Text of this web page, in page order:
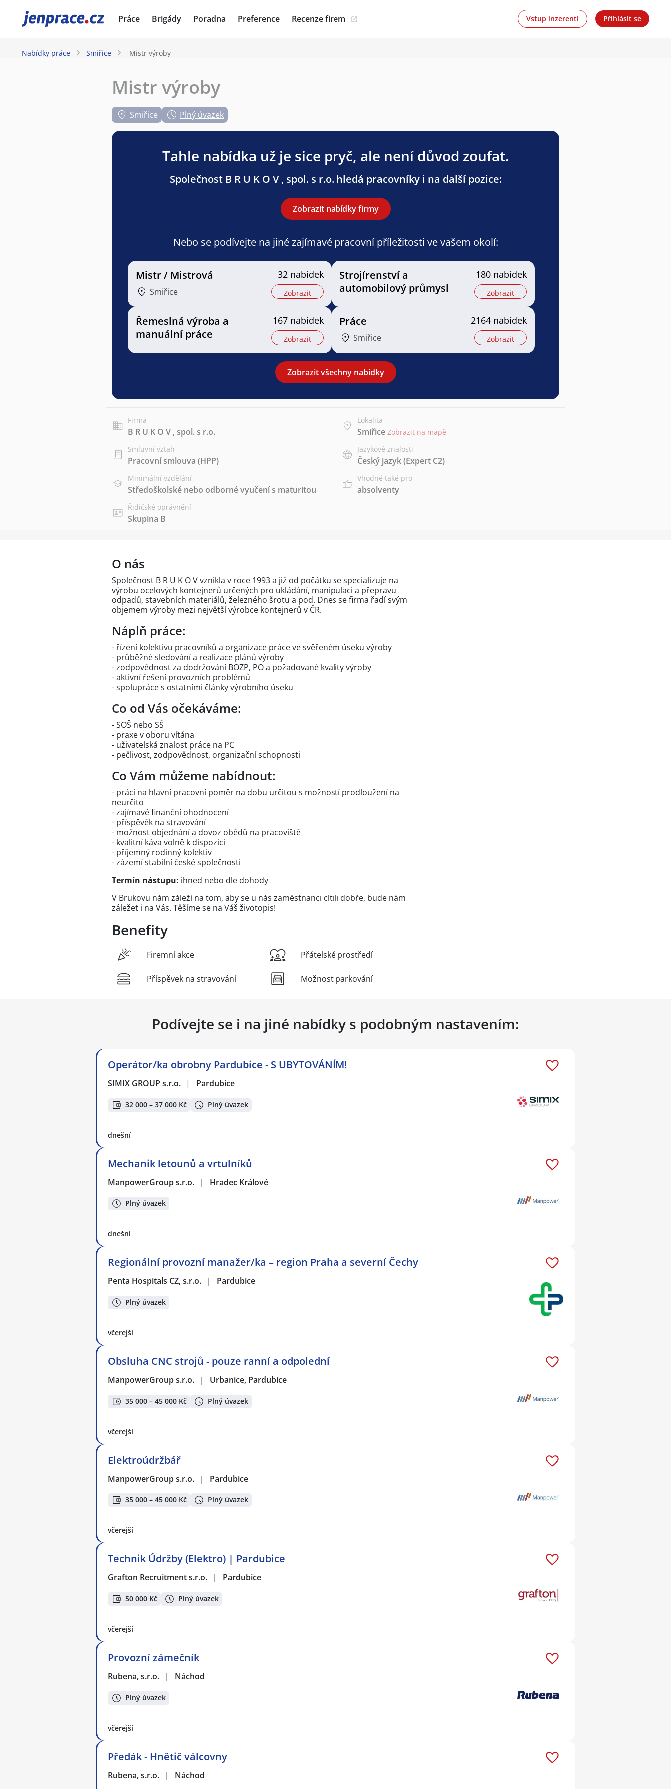
JenPráce.cz Práce Brigády Poradna Preference Recenze firem Vstup inzerenti Přihlásit se
Nabídky práce Smiřice Mistr výroby
Mistr výroby
Smiřice Plný úvazek
Tahle nabídka už je sice pryč, ale není důvod zoufat.
Společnost B R U K O V , spol. s r.o. hledá pracovníky i na další pozice:
Zobrazit nabídky firmy
Nebo se podívejte na jiné zajímavé pracovní příležitosti ve vašem okolí:
Mistr / Mistrová
Smiřice
32 nabídek
Zobrazit
Strojírenství a
automobilový průmysl
180 nabídek
Zobrazit
Řemeslná výroba a
manuální práce
167 nabídek
Zobrazit
Práce
Smiřice
2164 nabídek
Zobrazit
Zobrazit všechny nabídky
Firma
B R U K O V , spol. s r.o.
Lokalita
Smiřice Zobrazit na mapě
Smluvní vztah
Pracovní smlouva (HPP)
Jazykové znalosti
Český jazyk(Expert C2)
Minimální vzdělání
Středoškolské nebo odborné vyučení s maturitou
Vhodné také pro
absolventy
Řidičské oprávnění
Skupina B
O nás
Společnost B R U K O V vznikla v roce 1993 a již od počátku se specializuje na
výrobu ocelových kontejnerů určených pro ukládání, manipulaci a přepravu
odpadů, stavebních materiálů, železného šrotu a pod. Dnes se firma řadí svým
objemem výroby mezi největší výrobce kontejnerů v ČR.
Náplň práce:
- řízení kolektivu pracovníků a organizace práce ve svěřeném úseku výroby
- průběžné sledování a realizace plánů výroby
- zodpovědnost za dodržování BOZP, PO a požadované kvality výroby
- aktivní řešení provozních problémů
- spolupráce s ostatními články výrobního úseku
Co od Vás očekáváme:
- SOŠ nebo SŠ
- praxe v oboru vítána
- uživatelská znalost práce na PC
- pečlivost, zodpovědnost, organizační schopnosti
Co Vám můžeme nabídnout:
- práci na hlavní pracovní poměr na dobu určitou s možností prodloužení na
neurčito
- zajímavé finanční ohodnocení
- příspěvěk na stravování
- možnost objednání a dovoz obědů na pracoviště
- kvalitní káva volně k dispozici
- příjemný rodinný kolektiv
- zázemí stabilní české společnosti
Termín nástupu: ihned nebo dle dohody
V Brukovu nám záleží na tom, aby se u nás zaměstnanci cítili dobře, bude nám
záležet i na Vás. Těšíme se na Váš životopis!
Benefity
Firemní akce
Příspěvek na stravování
Přátelské prostředí
Možnost parkování
Podívejte se i na jiné nabídky s podobným nastavením:
Operátor/ka obrobny Pardubice - S UBYTOVÁNÍM!
SIMIX GROUP s.r.o. | Pardubice
32 000 – 37 000 Kč Plný úvazek
dnešní
Mechanik letounů a vrtulníků
ManpowerGroup s.r.o. | Hradec Králové
Plný úvazek
dnešní
Regionální provozní manažer/ka – region Praha a severní Čechy
Penta Hospitals CZ, s.r.o. | Pardubice
Plný úvazek
včerejší
Obsluha CNC strojů - pouze ranní a odpolední
ManpowerGroup s.r.o. | Urbanice, Pardubice
35 000 – 45 000 Kč Plný úvazek
včerejší
Elektroúdržbář
ManpowerGroup s.r.o. | Pardubice
35 000 – 45 000 Kč Plný úvazek
včerejší
Technik Údržby (Elektro) | Pardubice
Grafton Recruitment s.r.o. | Pardubice
50 000 Kč Plný úvazek
včerejší
Provozní zámečník
Rubena, s.r.o. | Náchod
Plný úvazek
včerejší
Předák - Hnětič válcovny
Rubena, s.r.o. | Náchod